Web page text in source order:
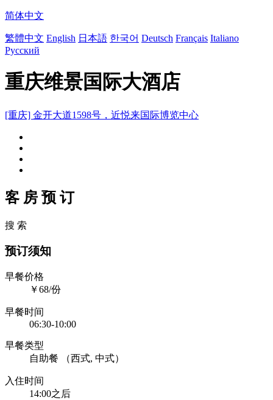
简体中文
繁體中文 English 日本語 한국어 Deutsch Français Italiano
Русский
重庆维景国际大酒店
[重庆] 金开大道1598号，近悦来国际博览中心
客 房 预 订
搜 索
预订须知
早餐价格
￥68/份
早餐时间
06:30-10:00
早餐类型
自助餐 （西式, 中式）
入住时间
14:00之后